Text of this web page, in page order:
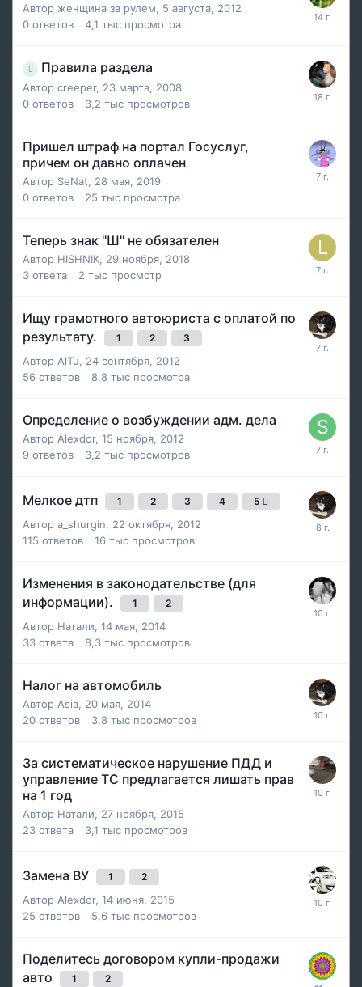
Автор женщина за рулем, 5 августа, 2012
0 ответов 4,1 тыс просмотра
Правила раздела
Автор creeper, 23 марта, 2008
0 ответов 3,2 тыс просмотров
Пришел штраф на портал Госуслуг,
причем он давно оплачен
Автор SeNat, 28 мая, 2019
0 ответов 25 тыс просмотра
Теперь знак "Ш" не обязателен
Автор HISHNIK, 29 ноября, 2018
3 ответа 2 тыс просмотр
Ищу грамотного автоюриста с оплатой по
результату.
1 2 3
Автор AlTu, 24 сентября, 2012
56 ответов 8,8 тыс просмотра
Определение о возбуждении адм. дела
Автор Alexdor, 15 ноября, 2012
9 ответов 3,2 тыс просмотров
Мелкое дтп 1 2 3 4 5
Автор a_shurgin, 22 октября, 2012
115 ответов 16 тыс просмотров
Изменения в законодательстве (для
информации).
1 2
Автор Натали, 14 мая, 2014
33 ответа 8,3 тыс просмотров
Налог на автомобиль
Автор Asia, 20 мая, 2014
20 ответов 3,8 тыс просмотров
За систематическое нарушение ПДД и
управление ТС предлагается лишать прав
на 1 год
Автор Натали, 27 ноября, 2015
23 ответа 3,1 тыс просмотров
Замена ВУ 1 2
Автор Alexdor, 14 июня, 2015
25 ответов 5,6 тыс просмотров
Поделитесь договором купли-продажи
авто
1 2